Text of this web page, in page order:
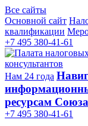
Все сайты
Основной сайт
квалификации
+7 495 380-41-61
консультантов
Нам 24 года
ресурсам
+7 495 380‑41‑61